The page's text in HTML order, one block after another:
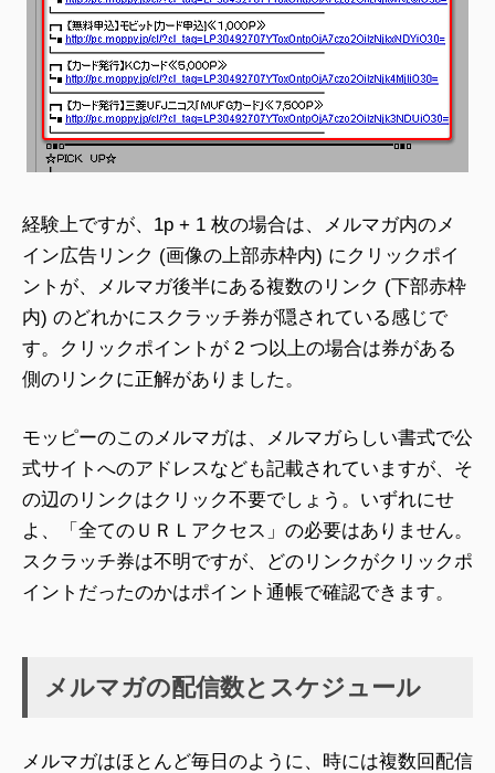
経験上ですが、1p + 1 枚の場合は、メルマガ内のメ
イン広告リンク (画像の上部赤枠内) にクリックポイ
ントが、メルマガ後半にある複数のリンク (下部赤枠
内) のどれかにスクラッチ券が隠されている感じで
す。クリックポイントが 2 つ以上の場合は券がある
側のリンクに正解がありました。
モッピーのこのメルマガは、メルマガらしい書式で公
式サイトへのアドレスなども記載されていますが、そ
の辺のリンクはクリック不要でしょう。いずれにせ
よ、「全てのＵＲＬアクセス」の必要はありません。
スクラッチ券は不明ですが、どのリンクがクリックポ
イントだったのかはポイント通帳で確認できます。
メルマガの配信数とスケジュール
メルマガはほとんど毎日のように、時には複数回配信